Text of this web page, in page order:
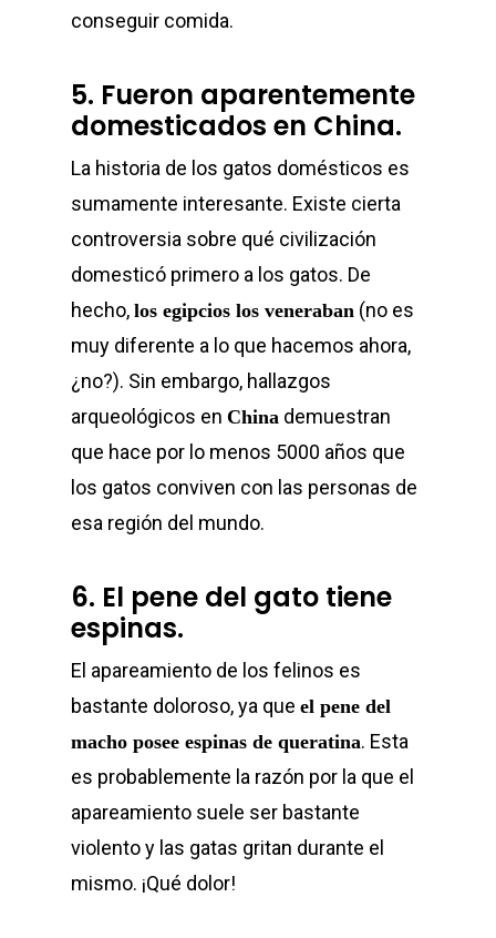
conseguir comida.
5. Fueron aparentemente
domesticados en China.
La historia de los gatos domésticos es
sumamente interesante. Existe cierta
controversia sobre qué civilización
domesticó primero a los gatos. De
hecho, los egipcios los veneraban (no es
muy diferente a lo que hacemos ahora,
¿no?). Sin embargo, hallazgos
arqueológicos en China demuestran
que hace por lo menos 5000 años que
los gatos conviven con las personas de
esa región del mundo.
6. El pene del gato tiene
espinas.
El apareamiento de los felinos es
bastante doloroso, ya que el pene del
macho posee espinas de queratina. Esta
es probablemente la razón por la que el
apareamiento suele ser bastante
violento y las gatas gritan durante el
mismo. ¡Qué dolor!